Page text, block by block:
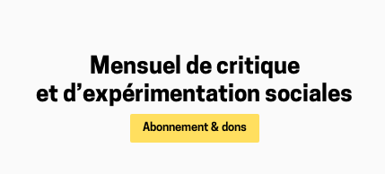
Mensuel de critique
et d’expérimentation sociales
Abonnement & dons